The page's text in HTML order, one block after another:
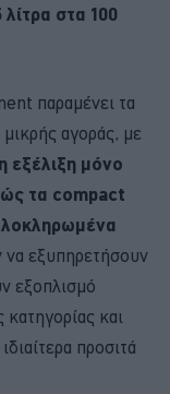
στα 100
παραμένει τα
αγοράς, με
εξέλιξη μόνο
τα compact
εξυπηρετήσουν
εξοπλισμό
και
προσιτά